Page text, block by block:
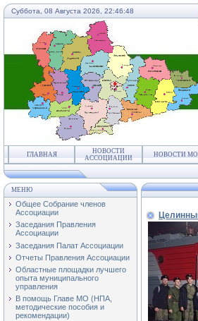
Суббота, 08 Августа 2026, 22:46:48
ГЛАВНАЯ
НОВОСТИ
АССОЦИАЦИИ
НОВОСТИ МО
МЕНЮ
Общее Собрание членов
Ассоциации
Заседания Правления
Ассоциации
Заседания Палат Ассоциации
Отчеты Правления Ассоциации
Областные площадки лучшего
опыта муниципального
управления
В помощь Главе МО (НПА,
методические пособия и
рекомендации)